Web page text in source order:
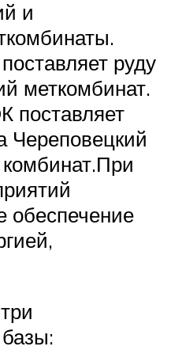
и
руду
меткомбинат.
поставляет
Череповецкий
обеспечение